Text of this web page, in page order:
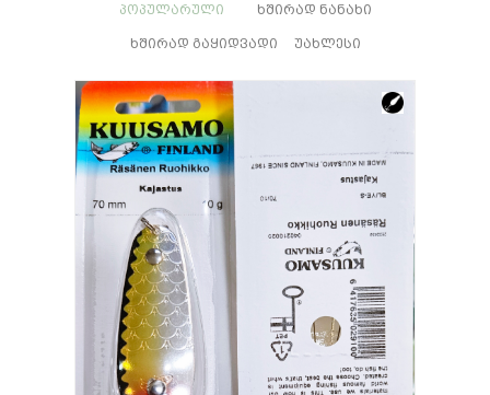
ᲞᲝᲞᲣᲚᲐᲠᲣᲚᲘ ᲮᲨᲘᲠᲐᲓ ᲜᲐᲜᲐᲮᲘ
ᲮᲨᲘᲠᲐᲓ ᲒᲐᲧᲘᲓᲕᲐᲓᲘ ᲣᲐᲮᲚᲔᲡᲘ